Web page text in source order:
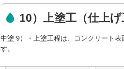
10）上塗工（仕上げ
中塗 9）・上塗工程は、コンクリート
す。